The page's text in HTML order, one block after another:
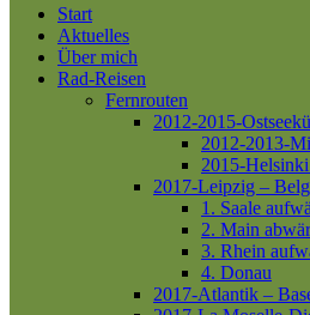
Close
Menu
Start
Aktuelles
Über mich
Rad-Reisen
Fernrouten
2012-2015-
2012-2013-
2015-
2017-Leipzig –
1. Saale
2. Main
3. Rhein
4. Donau
2017-Atlantik –